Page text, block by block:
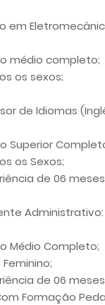
em
médio completo;
os sexos;
de Idiomas
Superior
os Sexos;
de 06
Administrativo:
Médio Completo;
Feminino;
de 06
Formação